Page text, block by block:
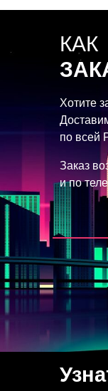
Заказ
и по
Хотите
по всей
КАК